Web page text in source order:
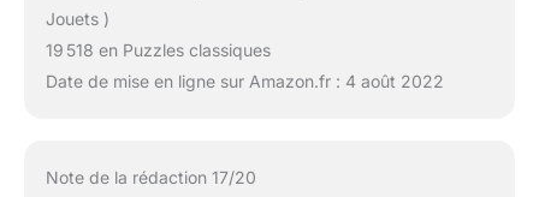
Jouets )
19 518 en Puzzles classiques
Date de mise en ligne sur Amazon.fr : 4 août 2022
Note de la rédaction 17/20